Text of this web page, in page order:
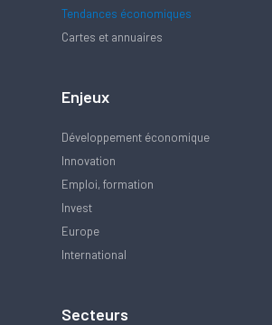
Tendances économiques
Cartes et annuaires
Enjeux
Développement économique
Innovation
Emploi, formation
Invest
Europe
International
Secteurs